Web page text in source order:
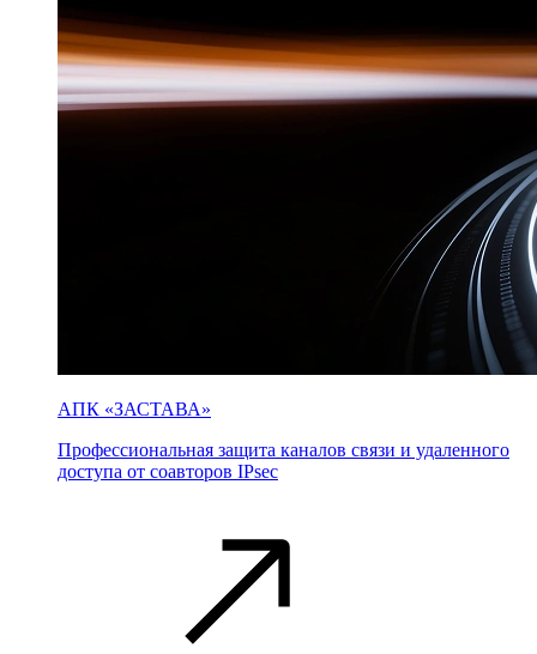
АПК «ЗАСТАВА»
Профессиональная защита каналов связи и удаленного
доступа от соавторов IPsec